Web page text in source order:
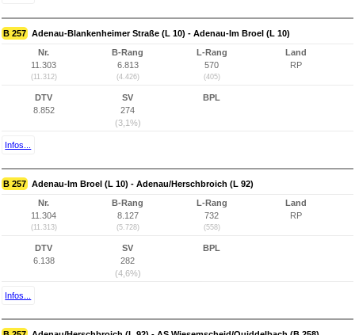
B 257 Adenau-Blankenheimer Straße (L 10) - Adenau-Im Broel (L 10)
Nr.
11.303
(11.312)
B-Rang
6.813
(4.426)
L-Rang
570
(405)
Land
RP
DTV
8.852
SV
274
(3,1%)
BPL
Infos...
B 257 Adenau-Im Broel (L 10) - Adenau/Herschbroich (L 92)
Nr.
11.304
(11.313)
B-Rang
8.127
(5.728)
L-Rang
732
(558)
Land
RP
DTV
6.138
SV
282
(4,6%)
BPL
Infos...